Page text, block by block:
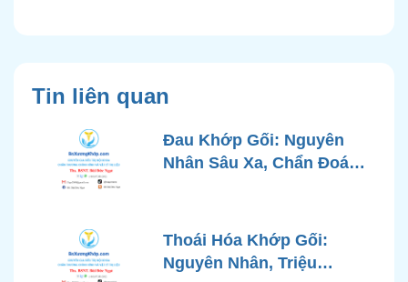
Tin liên quan
Đau Khớp Gối: Nguyên
Nhân Sâu Xa, Chẩn Đoán
Góc Nhìn Bác Sĩ Xương
Khớp
Thoái Hóa Khớp Gối:
Nguyên Nhân, Triệu